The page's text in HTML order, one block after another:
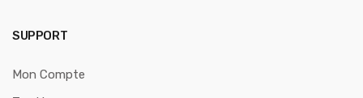
SUPPORT
Mon Compte